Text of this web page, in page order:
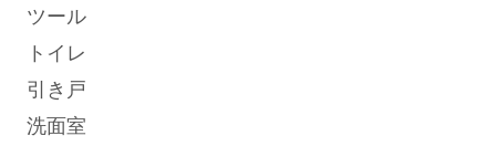
ツール
トイレ
引き戸
洗面室